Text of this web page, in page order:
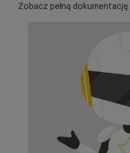
Zobacz pełną dokumentację